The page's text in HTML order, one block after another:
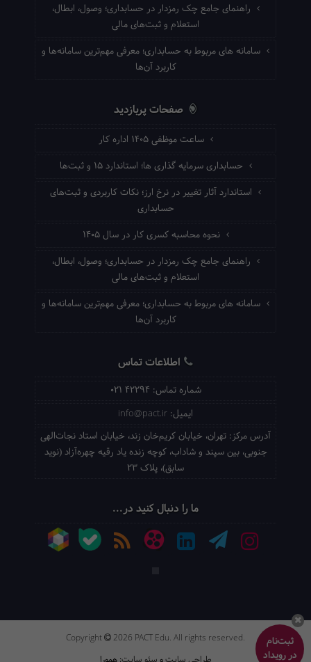
ثبت‌نام
در رویداد
راهنمای جامع چک رمزدار در حسابداری؛ وصول، ابطال،
استعلام و ثبت‌های مالی
سامانه های مربوط به حسابداری؛ معرفی مهم‌ترین سامانه‌ها و
کاربرد آن‌ها
صفحات پربازدید
ساعت موظفی ۱۴۰۵ اداره کار
حسابداری سرمایه گذاری ها؛ استاندارد ۱۵ و ثبت‌ها
استاندارد آثار تغییر در نرخ ارز؛ نکات کاربردی و ثبت‌های
حسابداری
نحوه محاسبه کسری کار در سال ۱۴۰۵
راهنمای جامع چک رمزدار در حسابداری؛ وصول، ابطال،
استعلام و ثبت‌های مالی
سامانه های مربوط به حسابداری؛ معرفی مهم‌ترین سامانه‌ها و
کاربرد آن‌ها
اطلاعات تماس
شماره تماس: 021 42294
ایمیل: info@pact.ir
آدرس مرکز: تهران، خیابان کریم‌خان زند، خیابان استاد نجات‌الهی
جنوبی، بین سپند و شاداب، کوچه زنده یاد رقیه چهره‌آزاد (نوید
سابق)، پلاک 23
ما را دنبال کنید در...
Copyright 2026 PACT Edu. All rights reserved.